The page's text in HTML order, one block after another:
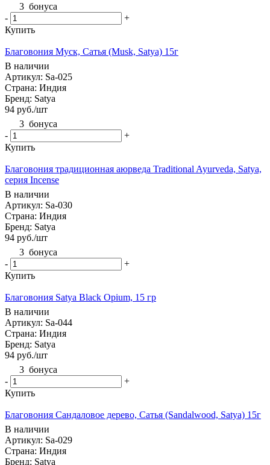
3 бонуса
-
+
Купить
Благовония Муск, Сатья (Musk, Satya) 15г
В наличии
Артикул: Sa-025
Страна: Индия
Бренд: Satya
94 руб./шт
3 бонуса
-
+
Купить
Благовония традиционная аюрведа Traditional Ayurveda, Satya,
серия Incense
В наличии
Артикул: Sa-030
Страна: Индия
Бренд: Satya
94 руб./шт
3 бонуса
-
+
Купить
Благовония Satya Black Opium, 15 гр
В наличии
Артикул: Sa-044
Страна: Индия
Бренд: Satya
94 руб./шт
3 бонуса
-
+
Купить
Благовония Сандаловое дерево, Сатья (Sandalwood, Satya) 15г
В наличии
Артикул: Sa-029
Страна: Индия
Бренд: Satya